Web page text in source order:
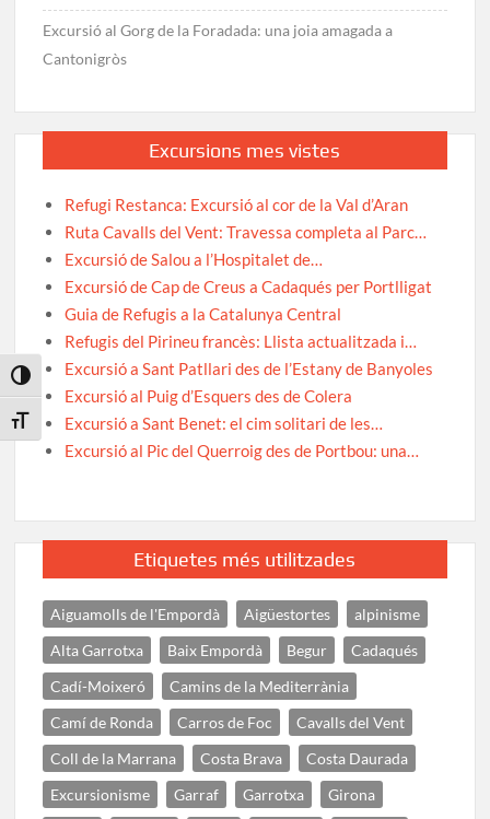
Toggle High Contrast
Toggle Font size
Excursió al Gorg de la Foradada: una joia amagada a
Cantonigròs
Excursions mes vistes
Refugi Restanca: Excursió al cor de la Val d’Aran
Ruta Cavalls del Vent: Travessa completa al Parc…
Excursió de Salou a l’Hospitalet de…
Excursió de Cap de Creus a Cadaqués per Portlligat
Guia de Refugis a la Catalunya Central
Refugis del Pirineu francès: Llista actualitzada i…
Excursió a Sant Patllari des de l’Estany de Banyoles
Excursió al Puig d’Esquers des de Colera
Excursió a Sant Benet: el cim solitari de les…
Excursió al Pic del Querroig des de Portbou: una…
Etiquetes més utilitzades
Aiguamolls de l'Empordà Aigüestortes
alpinisme
Alta Garrotxa
Baix Empordà Begur
Cadaqués
Cadí-Moixeró
Camins de la Mediterrània
Camí de Ronda
Carros de Foc
Cavalls del Vent
Coll de la Marrana
Costa Brava
Costa Daurada
Excursionisme
Garraf Garrotxa
Girona